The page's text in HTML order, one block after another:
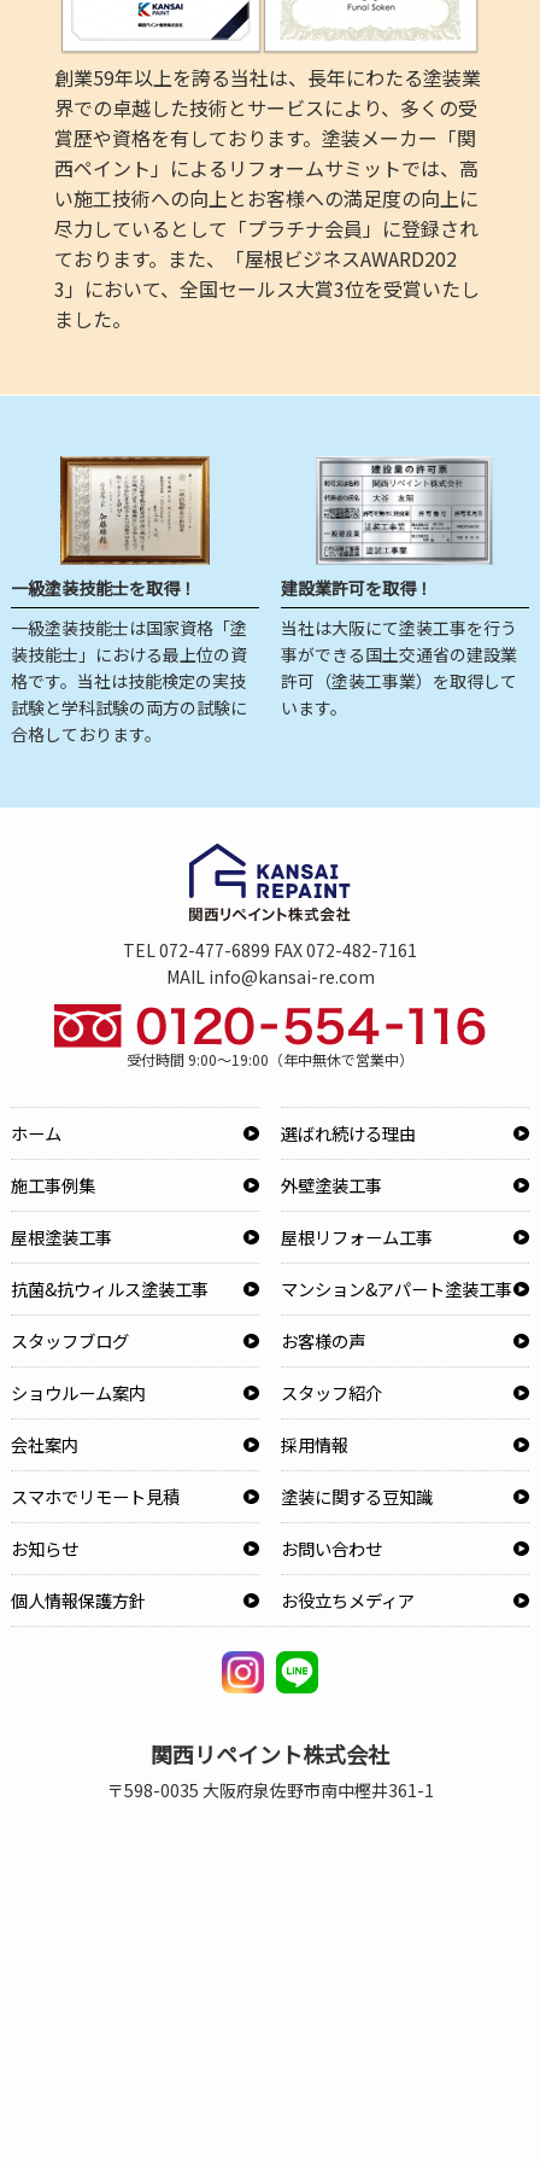
創業59年以上を誇る当社は、長年にわたる塗装業
界での卓越した技術とサービスにより、多くの受
賞歴や資格を有しております。塗装メーカー「関
西ペイント」によるリフォームサミットでは、高
い施工技術への向上とお客様への満足度の向上に
尽力しているとして「プラチナ会員」に登録され
ております。また、「屋根ビジネスAWARD202
3」において、全国セールス大賞3位を受賞いたし
ました。
一級塗装技能士を取得！
一級塗装技能士は国家資格「塗
装技能士」における最上位の資
格です。当社は技能検定の実技
試験と学科試験の両方の試験に
合格しております。
建設業許可を取得！
当社は大阪にて塗装工事を行う
事ができる国土交通省の建設業
許可（塗装工事業）を取得して
います。
TEL 072-477-6899 FAX 072-482-7161
MAIL info@kansai-re.com
受付時間 9:00～19:00（年中無休で営業中）
ホーム 選ばれ続ける理由
施工事例集 外壁塗装工事
屋根塗装工事 屋根リフォーム工事
抗菌&抗ウィルス塗装工事 マンション&アパート塗装工事
スタッフブログ お客様の声
ショウルーム案内 スタッフ紹介
会社案内 採用情報
スマホでリモート見積 塗装に関する豆知識
お知らせ お問い合わせ
個人情報保護方針 お役立ちメディア
関西リペイント株式会社
〒598-0035 大阪府泉佐野市南中樫井361-1